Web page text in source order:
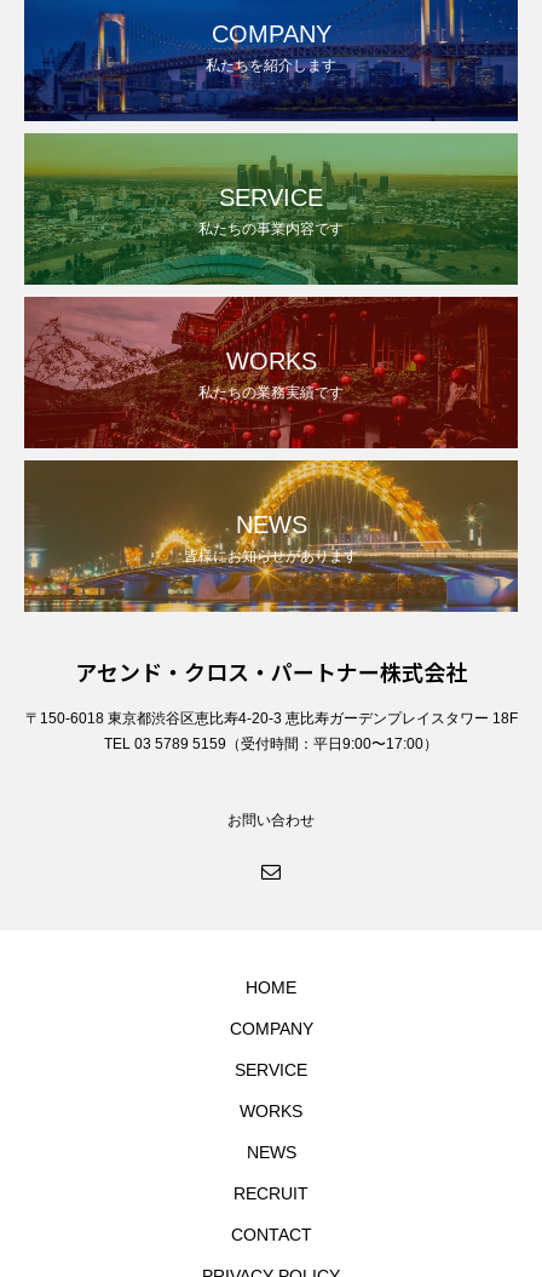
COMPANY
私たちを紹介します
SERVICE
私たちの事業内容です
WORKS
私たちの業務実績です
NEWS
皆様にお知らせがあります
アセンド・クロス・パートナー株式会社
〒150-6018 東京都渋谷区恵比寿4-20-3 恵比寿ガーデンプレイスタワー 18F
TEL 03 5789 5159（受付時間：平日9:00〜17:00）
お問い合わせ
HOME
COMPANY
SERVICE
WORKS
NEWS
RECRUIT
CONTACT